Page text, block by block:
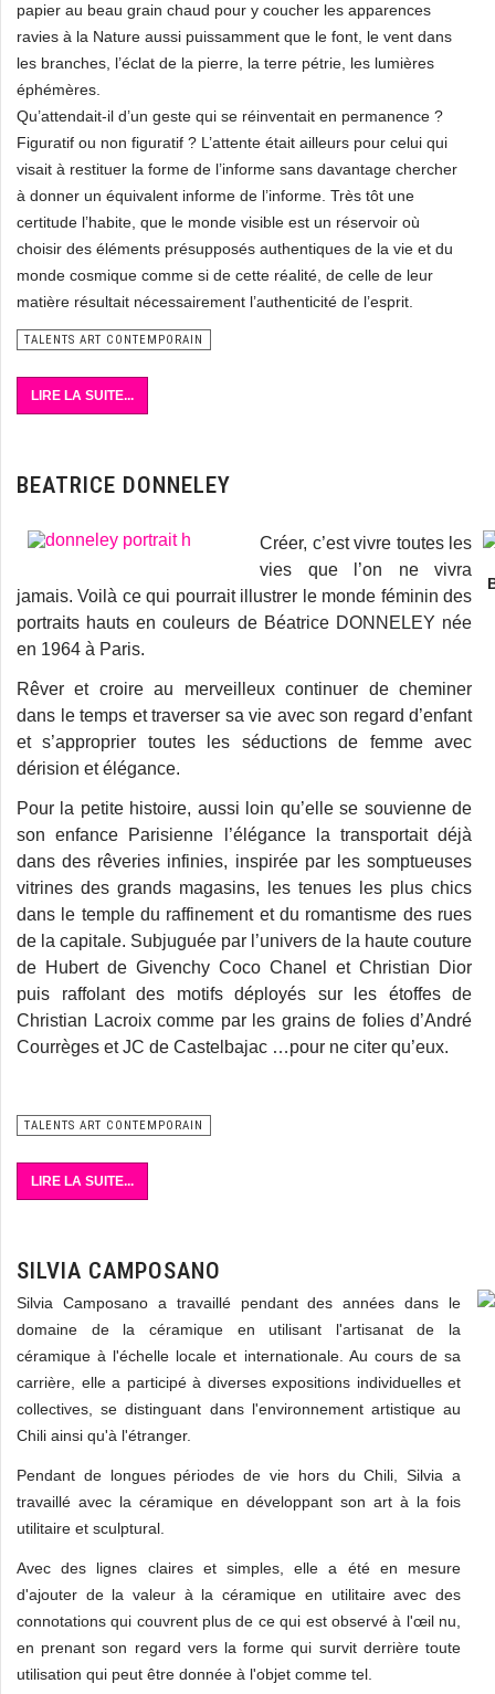
papier au beau grain chaud pour y coucher les apparences
ravies à la Nature aussi puissamment que le font, le vent dans
les branches, l’éclat de la pierre, la terre pétrie, les lumières
éphémères.
Qu’attendait-il d’un geste qui se réinventait en permanence ?
Figuratif ou non figuratif ? L’attente était ailleurs pour celui qui
visait à restituer la forme de l’informe sans davantage chercher
à donner un équivalent informe de l’informe. Très tôt une
certitude l’habite, que le monde visible est un réservoir où
choisir des éléments présupposés authentiques de la vie et du
monde cosmique comme si de cette réalité, de celle de leur
matière résultait nécessairement l’authenticité de l’esprit.
TALENTS ART CONTEMPORAIN
LIRE LA SUITE...
BEATRICE DONNELEY
Créer, c’est vivre toutes les
vies que l’on ne vivra
jamais. Voilà ce qui pourrait illustrer le monde féminin des
portraits hauts en couleurs de Béatrice DONNELEY née
en 1964 à Paris.
Rêver et croire au merveilleux continuer de cheminer
dans le temps et traverser sa vie avec son regard d’enfant
et s’approprier toutes les séductions de femme avec
dérision et élégance.
Pour la petite histoire, aussi loin qu’elle se souvienne de
son enfance Parisienne l’élégance la transportait déjà
dans des rêveries infinies, inspirée par les somptueuses
vitrines des grands magasins, les tenues les plus chics
dans le temple du raffinement et du romantisme des rues
de la capitale. Subjuguée par l’univers de la haute couture
de Hubert de Givenchy Coco Chanel et Christian Dior
puis raffolant des motifs déployés sur les étoffes de
Christian Lacroix comme par les grains de folies d’André
Courrèges et JC de Castelbajac …pour ne citer qu’eux.
TALENTS ART CONTEMPORAIN
LIRE LA SUITE...
SILVIA CAMPOSANO
Silvia Camposano a travaillé pendant des années dans le
domaine de la céramique en utilisant l'artisanat de la
céramique à l'échelle locale et internationale. Au cours de sa
carrière, elle a participé à diverses expositions individuelles et
collectives, se distinguant dans l'environnement artistique au
Chili ainsi qu'à l'étranger.
Pendant de longues périodes de vie hors du Chili, Silvia a
travaillé avec la céramique en développant son art à la fois
utilitaire et sculptural.
Avec des lignes claires et simples, elle a été en mesure
d'ajouter de la valeur à la céramique en utilitaire avec des
connotations qui couvrent plus de ce qui est observé à l'œil nu,
en prenant son regard vers la forme qui survit derrière toute
utilisation qui peut être donnée à l'objet comme tel.